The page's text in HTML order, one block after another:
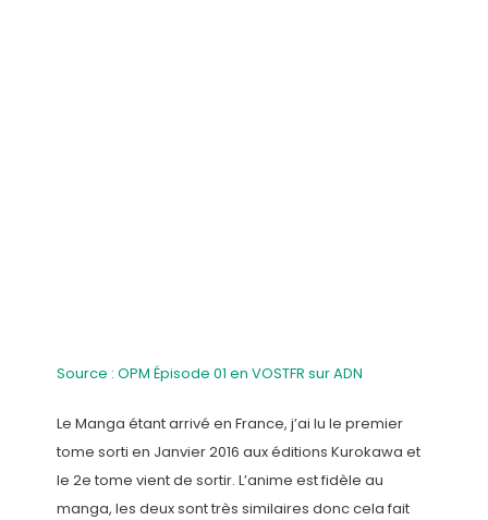
Source : OPM Épisode 01 en VOSTFR sur ADN
Le Manga étant arrivé en France, j’ai lu le premier
tome sorti en Janvier 2016 aux éditions Kurokawa et
le 2e tome vient de sortir. L’anime est fidèle au
manga, les deux sont très similaires donc cela fait